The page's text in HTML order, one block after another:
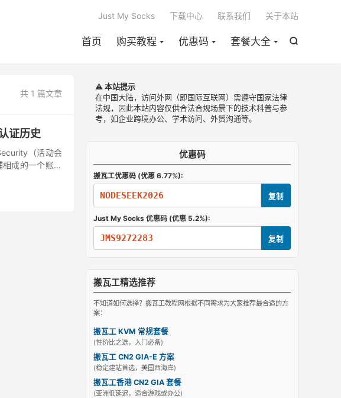

首页 购买教程 优惠码 套餐大全
Just My Socks 下载中心 联系我们 关于本站
共 1 篇文章
证历史
（活动会
成的一个账户
⚠️ 本站提示
在中国大陆，访问外网（即国际互联网）需遵守国家法律
法规，因此本站内容仅供合法合规场景下的技术科普与参
考，如企业跨境办公、学术访问、外贸沟通等。
优惠码
搬瓦工优惠码 (优惠 6.77%):
NODESEEK2026 复制
Just My Socks 优惠码 (优惠 5.2%):
JMS9272283 复制
搬瓦工精选推荐
不知道如何选择？搬瓦工教程网根据不同需求为大家推荐最合适的方
案：
搬瓦工 KVM 常规套餐
(性价比之选，入门必备)
搬瓦工 CN2 GIA-E 方案
(稳定建站首选，美国西海岸)
搬瓦工香港 CN2 GIA 套餐
(亚洲低延迟，适合游戏或办公)